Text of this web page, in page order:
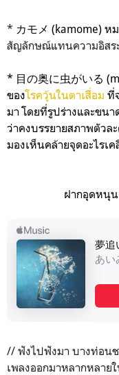
* カモメ (kamome) ห
สัญลักษณ์แทนความอิสร
* 目の奥に虫がいる
ของโรควุ้นในตาเสื่อม ที่
มา โดยที่รูปร่างและขน
ว่าคงบรรยายสภาพตัวล
มองเห็นคล้ายจุดอะไรเ
ฝากอุดหนุน
// ฟังไปฟังมา บางท่อน
เพลงออกมาหลากหลาย